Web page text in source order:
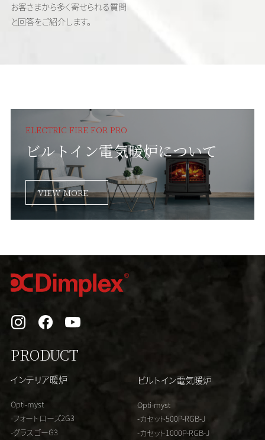
お客さまから多く寄せられる質問
と回答をご紹介します。
ELECTRIC FIRE FOR PRO
ビルトイン電気暖炉について
VIEW MORE
PRODUCT
インテリア暖炉
Opti-myst
-フォートローズ2G3
-グラスゴーG3
ビルトイン電気暖炉
Opti-myst
-カセット500P-RGB-J
-カセット1000P-RGB-J